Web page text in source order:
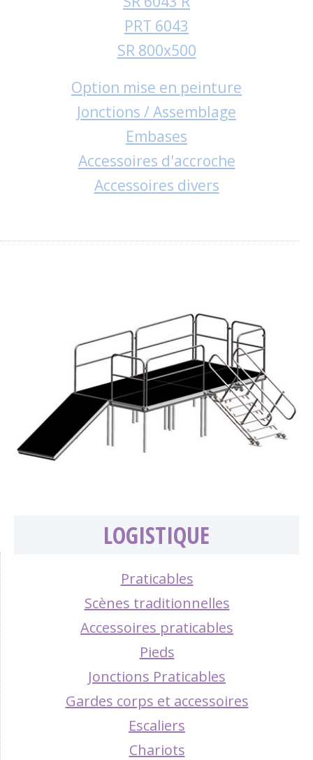
PRT 6043
SR 800x500
Option mise en peinture
Jonctions / Assemblage
Embases
Accessoires d'accroche
Accessoires divers
LOGISTIQUE
Praticables
Scènes traditionnelles
Accessoires praticables
Pieds
Jonctions Praticables
Gardes corps et accessoires
Escaliers
Chariots